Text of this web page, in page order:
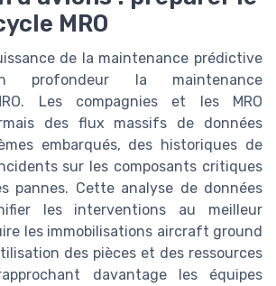
MRO
de la maintenance prédictive
profondeur la maintenance
Les compagnies et les MRO
des flux massifs de données
embarqués, des historiques de
sur les composants critiques
pannes. Cette analyse de données
les interventions au meilleur
les immobilisations aircraft ground
des pièces et des ressources
davantage les équipes